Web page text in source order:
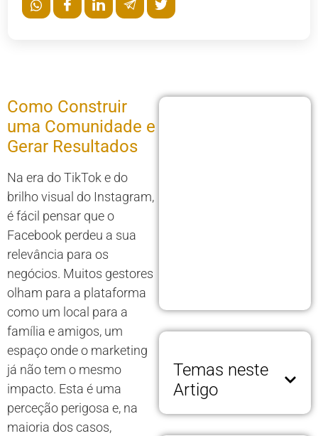
Como Construir
uma Comunidade e
Gerar Resultados
Na era do TikTok e do
brilho visual do Instagram,
é fácil pensar que o
Facebook perdeu a sua
relevância para os
negócios. Muitos gestores
olham para a plataforma
como um local para a
família e amigos, um
espaço onde o marketing
já não tem o mesmo
impacto. Esta é uma
perceção perigosa e, na
maioria dos casos,
Temas neste
Artigo